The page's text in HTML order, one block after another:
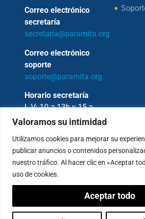
Valoramos su intimidad
Utilizamos cookies para mejorar su
publicar anuncios o contenidos
nuestro tráfico. Al hacer clic en «Aceptar
uso de cookies.
Aceptar todo
Correo electrónico
secretaría
secretaria@paramita.org
Correo electrónico
soporte
soporte@paramita.org
Horario secretaría
L-V: 10 a 13h y 15 a
17h
Copyright © 2026 –
Reservados todos los
— AVISO LEGAL —
Política de Privacidad